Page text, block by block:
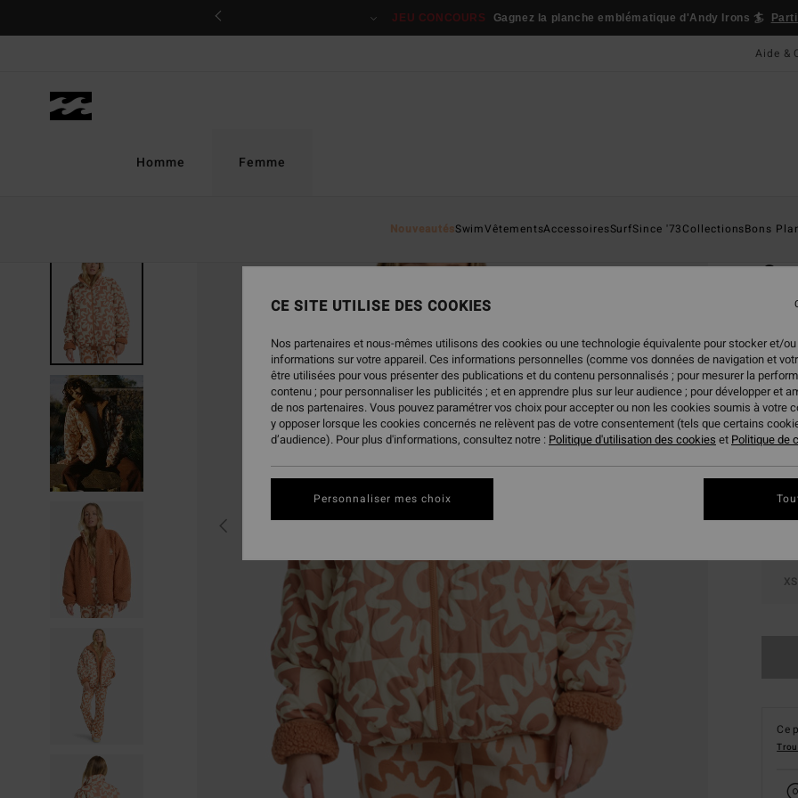
JEU CONCOURS Gagnez la planche emblématique d'Andy Irons 🏄
Aide &
Homme Femme
NouveautésSwimVêtementsAccessoiresSurfSince '73CollectionsBons
ECO-
XS
Ce
CE SITE UTILISE DES COOKIES
Nos partenaires et nous-mêmes utilisons des cookies ou une technologie équivalente pour stocker et/
informations sur votre appareil. Ces informations personnelles (comme vos données de navigation et
être utilisées pour vous présenter des publications et du contenu personnalisés ; pour mesurer la
contenu ; pour personnaliser les publicités ; et en apprendre plus sur leur audience ; pour développer et
de nos partenaires. Vous pouvez paramétrer vos choix pour accepter ou non les cookies soumis à votre
y opposer lorsque les cookies concernés ne relèvent pas de votre consentement (tels que certains
d’audience). Pour plus d'informations, consultez notre : Politique d'utilisation des cookies et Politique de
Personnaliser mes choix